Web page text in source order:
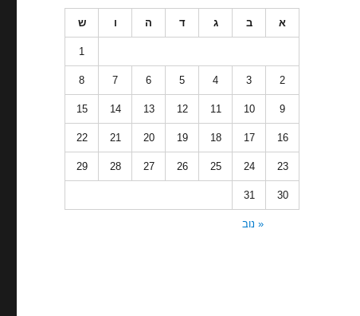
א ב ג ד ה ו ש
1
2
3
4
5
6
7
8
9
10
11
12
13
14
15
16
17
18
19
20
21
22
23
24
25
26
27
28
29
30
31
« נוב